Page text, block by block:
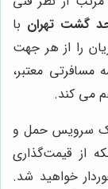
گشت تهران با
خیال مشتریان را از هر جهت
مسافرتی معتبر،
می کند.
یک سرویس حمل و
از قیمت‌گذاری
خواهید شد.